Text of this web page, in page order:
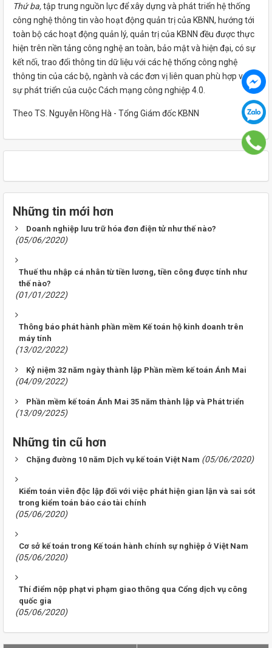
Thứ ba,tập trung nguồn lực để xây dựng và phát triển hệ thống
công nghệ thông tin vào hoạt động quản trị của KBNN, hướng tới
toàn bộ các hoạt động quản lý, quản trị của KBNN đều được thực
hiện trên nền tảng công nghệ an toàn, bảo mật và hiện đại, có sự
kết nối, trao đổi thông tin dữ liệu với các hệ thống công nghệ
thông tin của các bộ, ngành và các đơn vị liên quan phù hợp với
sự phát triển của cuộc Cách mạng công nghiệp 4.0.
Theo TS. Nguyễn Hồng Hà - Tổng Giám đốc KBNN
Những tin mới hơn
Doanh nghiệp lưu trữ hóa đơn điện tử như thế nào?
(05/06/2020)
Thuế thu nhập cá nhân từ tiền lương, tiền công được tính như
thế nào?
(01/01/2022)
Thông báo phát hành phần mềm Kế toán hộ kinh doanh trên
máy tính
(13/02/2022)
Kỷ niệm 32 năm ngày thành lập Phần mềm kế toán Ánh Mai
(04/09/2022)
Phần mềm kế toán Ánh Mai 35 năm thành lập và Phát triển
(13/09/2025)
Những tin cũ hơn
Chặng đường 10 năm Dịch vụ kế toán Việt Nam (05/06/2020)
Kiểm toán viên độc lập đối với việc phát hiện gian lận và sai sót
trong kiểm toán báo cáo tài chính
(05/06/2020)
Cơ sở kế toán trong Kế toán hành chính sự nghiệp ở Việt Nam
(05/06/2020)
Thí điểm nộp phạt vi phạm giao thông qua Cổng dịch vụ công
quốc gia
(05/06/2020)